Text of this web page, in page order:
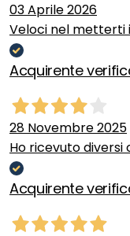
03 Aprile 2026
Veloci nel metterti
Acquirente
28 Novembre 2025
Ho ricevuto
Acquirente